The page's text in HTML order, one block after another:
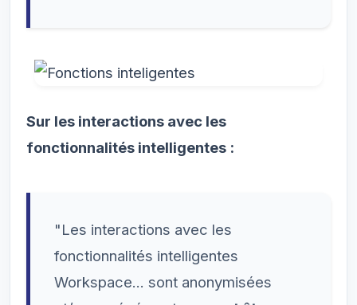
Sur les interactions avec les
fonctionnalités intelligentes :
"Les interactions avec les
fonctionnalités intelligentes
Workspace... sont anonymisées